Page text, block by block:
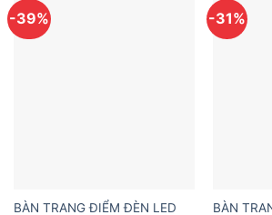
-39%
BÀN TRANG ĐIỂM ĐÈN LED
-31%
BÀN